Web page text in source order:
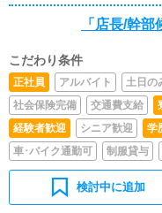
「店長/幹部
こだわり条件
正社員 アルバイト 土日の
社会保険完備
交通費支給
経験者歓迎
シニア歓迎 学
車･バイク通勤可
制服貸与
検討中に追加